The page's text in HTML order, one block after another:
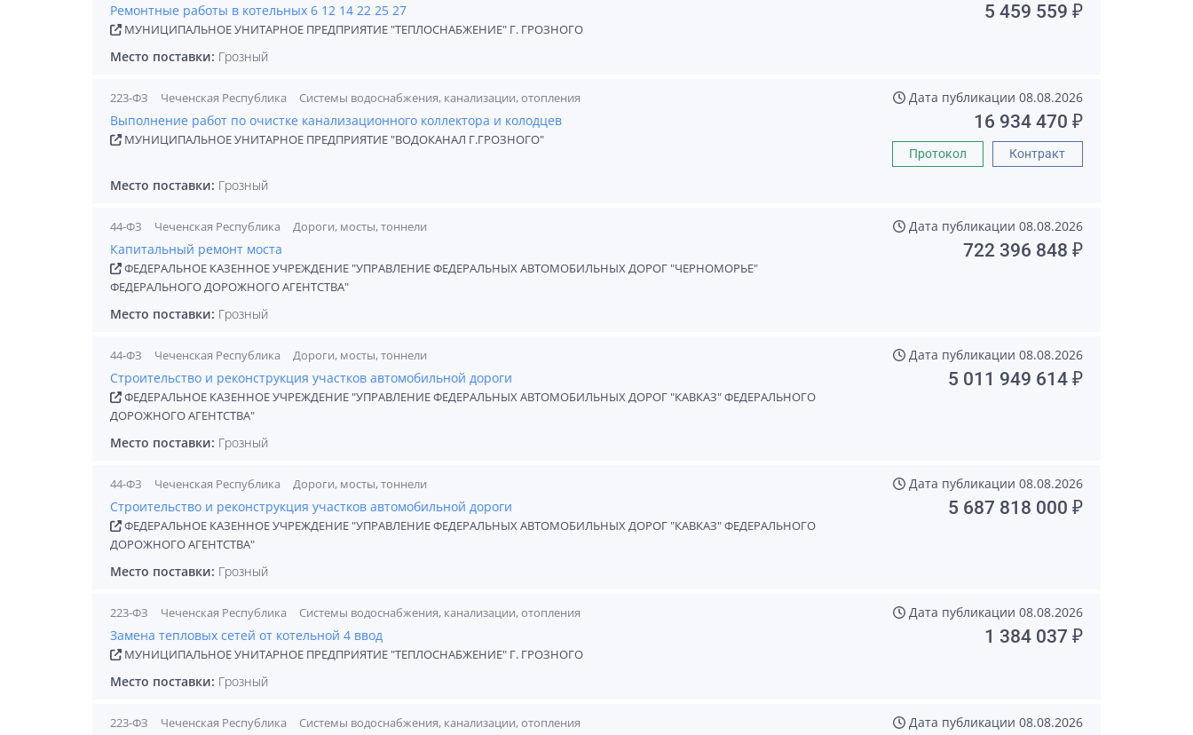
Ремонтные работы в котельных 6 12 14 22 25 27
МУНИЦИПАЛЬНОЕ УНИТАРНОЕ ПРЕДПРИЯТИЕ "ТЕПЛОСНАБЖЕНИЕ" Г. ГРОЗНОГО
5 459 559 ₽
Место поставки: Грозный
223-ФЗ Чеченская Республика Системы водоснабжения, канализации, отопления Дата публикации 08.08.2026
Выполнение работ по очистке канализационного коллектора и колодцев
МУНИЦИПАЛЬНОЕ УНИТАРНОЕ ПРЕДПРИЯТИЕ "ВОДОКАНАЛ Г.ГРОЗНОГО"
16 934 470 ₽
Протокол Контракт
Место поставки: Грозный
44-ФЗ Чеченская Республика Дороги, мосты, тоннели Дата публикации 08.08.2026
Капитальный ремонт моста
ФЕДЕРАЛЬНОЕ КАЗЕННОЕ УЧРЕЖДЕНИЕ "УПРАВЛЕНИЕ ФЕДЕРАЛЬНЫХ АВТОМОБИЛЬНЫХ ДОРОГ "ЧЕРНОМОРЬЕ"
ФЕДЕРАЛЬНОГО ДОРОЖНОГО АГЕНТСТВА"
722 396 848 ₽
Место поставки: Грозный
44-ФЗ Чеченская Республика Дороги, мосты, тоннели Дата публикации 08.08.2026
Строительство и реконструкция участков автомобильной дороги
ФЕДЕРАЛЬНОЕ КАЗЕННОЕ УЧРЕЖДЕНИЕ "УПРАВЛЕНИЕ ФЕДЕРАЛЬНЫХ АВТОМОБИЛЬНЫХ ДОРОГ "КАВКАЗ" ФЕДЕРАЛЬНОГО
ДОРОЖНОГО АГЕНТСТВА"
5 011 949 614 ₽
Место поставки: Грозный
44-ФЗ Чеченская Республика Дороги, мосты, тоннели Дата публикации 08.08.2026
Строительство и реконструкция участков автомобильной дороги
ФЕДЕРАЛЬНОЕ КАЗЕННОЕ УЧРЕЖДЕНИЕ "УПРАВЛЕНИЕ ФЕДЕРАЛЬНЫХ АВТОМОБИЛЬНЫХ ДОРОГ "КАВКАЗ" ФЕДЕРАЛЬНОГО
ДОРОЖНОГО АГЕНТСТВА"
5 687 818 000 ₽
Место поставки: Грозный
223-ФЗ Чеченская Республика Системы водоснабжения, канализации, отопления Дата публикации 08.08.2026
Замена тепловых сетей от котельной 4 ввод
МУНИЦИПАЛЬНОЕ УНИТАРНОЕ ПРЕДПРИЯТИЕ "ТЕПЛОСНАБЖЕНИЕ" Г. ГРОЗНОГО
1 384 037 ₽
Место поставки: Грозный
223-ФЗ Чеченская Республика Системы водоснабжения, канализации, отопления Дата публикации 08.08.2026